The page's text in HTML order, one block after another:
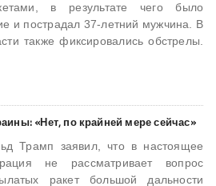
в результате чего было
и пострадал 37-летний мужчина. В
также фиксировались обстрелы.
«Нет, по крайней мере сейчас»
Трамп заявил, что в настоящее
не рассматривает вопрос
ракет большой дальности